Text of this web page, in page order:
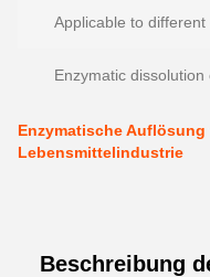
Applicable to
Enzymatic
Enzymatische
Lebensmittelindustrie
Beschreibung